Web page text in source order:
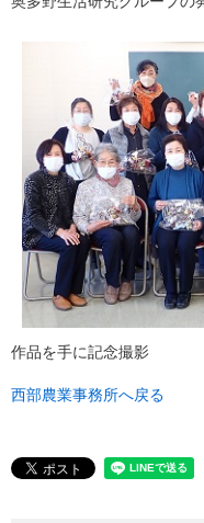
作品を手に記念撮影
西部農業事務所へ戻る